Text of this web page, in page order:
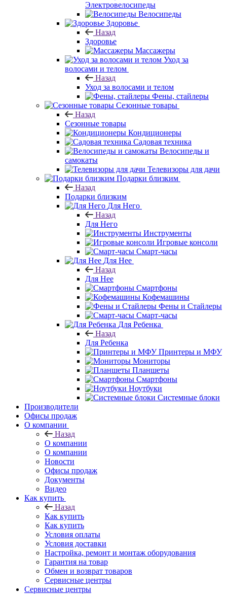
Электровелосипеды
Велосипеды
Здоровье
Назад
Здоровье
Массажеры
Уход за
волосами и телом
Назад
Уход за волосами и телом
Фены, стайлеры
Сезонные товары
Назад
Сезонные товары
Кондиционеры
Садовая техника
Велосипеды и
самокаты
Телевизоры для дачи
Подарки близким
Назад
Подарки близким
Для Него
Назад
Для Него
Инструменты
Игровые консоли
Смарт-часы
Для Нее
Назад
Для Нее
Смартфоны
Кофемашины
Фены и Стайлеры
Смарт-часы
Для Ребенка
Назад
Для Ребенка
Принтеры и МФУ
Мониторы
Планшеты
Смартфоны
Ноутбуки
Системные блоки
Производители
Офисы продаж
О компании
Назад
О компании
О компании
Новости
Офисы продаж
Документы
Видео
Как купить
Назад
Как купить
Как купить
Условия оплаты
Условия доставки
Настройка, ремонт и монтаж оборудования
Гарантия на товар
Обмен и возврат товаров
Сервисные центры
Сервисные центры